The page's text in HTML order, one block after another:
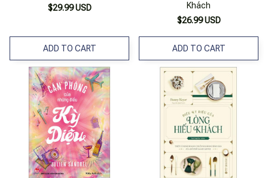
$29.99 USD
ADD TO CART
Khách
$26.99 USD
ADD TO CART